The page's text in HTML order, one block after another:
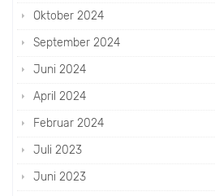
Oktober 2024
September 2024
Juni 2024
April 2024
Februar 2024
Juli 2023
Juni 2023